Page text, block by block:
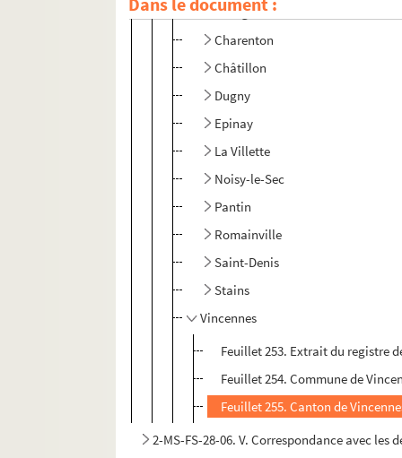
Bourg-la-Reine
Charenton
Châtillon
Dugny
Epinay
La Villette
Noisy-le-Sec
Pantin
Romainville
Saint-Denis
Stains
Vincennes
Feuillet 253. Extrait du registre
Feuillet 254. Commune de
Feuillet 255. Canton de
2-MS-FS-28-06. V. Correspondance avec